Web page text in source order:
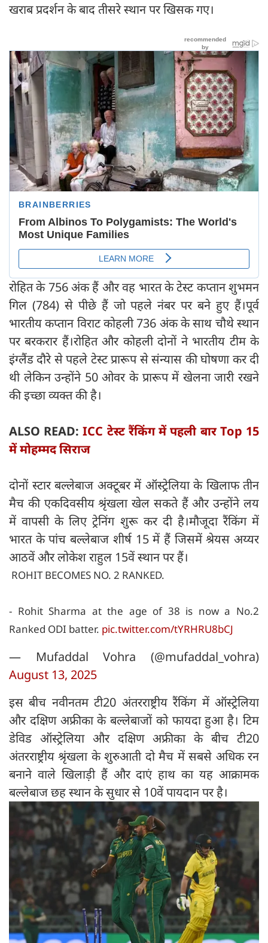
खराब प्रदर्शन के बाद तीसरे स्थान पर खिसक गए।
रोहित के 756 अंक हैं और वह भारत के टेस्ट कप्तान शुभमन
गिल (784) से पीछे हैं जो पहले नंबर पर बने हुए हैं।पूर्व
भारतीय कप्तान विराट कोहली 736 अंक के साथ चौथे स्थान
पर बरकरार हैं।रोहित और कोहली दोनों ने भारतीय टीम के
इंग्लैंड दौरे से पहले टेस्ट प्रारूप से संन्यास की घोषणा कर दी
थी लेकिन उन्होंने 50 ओवर के प्रारूप में खेलना जारी रखने
की इच्छा व्यक्त की है।
ALSO READ:ICC टेस्ट रैंकिंग में पहली बार Top 15
में मोहम्मद सिराज
दोनों स्टार बल्लेबाज अक्टूबर में ऑस्ट्रेलिया के खिलाफ तीन
मैच की एकदिवसीय श्रृंखला खेल सकते हैं और उन्होंने लय
में वापसी के लिए ट्रेनिंग शुरू कर दी है।मौजूदा रैंकिंग में
भारत के पांच बल्लेबाज शीर्ष 15 में हैं जिसमें श्रेयस अय्यर
आठवें और लोकेश राहुल 15वें स्थान पर हैं।
ROHIT BECOMES NO. 2 RANKED.
- Rohit Sharma at the age of 38 is now a No.2
Ranked ODI batter. pic.twitter.com/tYRHRU8bCJ
— Mufaddal Vohra (@mufaddal_vohra)
August 13, 2025
इस बीच नवीनतम टी20 अंतरराष्ट्रीय रैंकिंग में ऑस्ट्रेलिया
और दक्षिण अफ्रीका के बल्लेबाजों को फायदा हुआ है। टिम
डेविड ऑस्ट्रेलिया और दक्षिण अफ्रीका के बीच टी20
अंतरराष्ट्रीय श्रृंखला के शुरुआती दो मैच में सबसे अधिक रन
बनाने वाले खिलाड़ी हैं और दाएं हाथ का यह आक्रामक
बल्लेबाज छह स्थान के सुधार से 10वें पायदान पर है।